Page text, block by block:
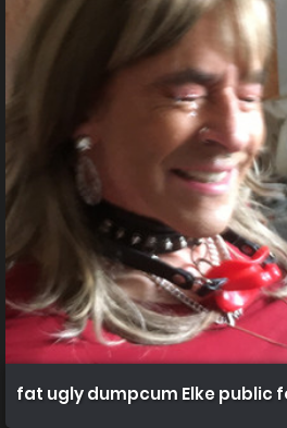
fat ugly dumpcum Elke public